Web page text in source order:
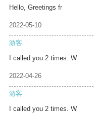
Hello, Greetings fr
2022-05-10
游客
I called you 2 times. W
2022-04-26
游客
I called you 2 times. W